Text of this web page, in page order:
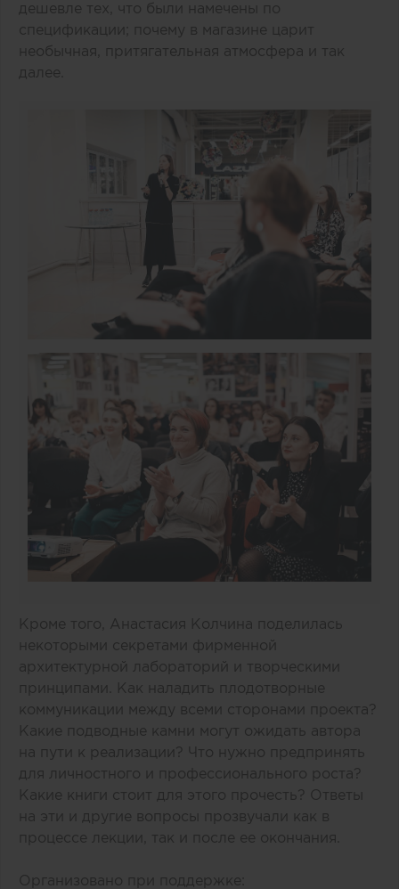
дешевле тех, что были намечены по
спецификации; почему в магазине царит
необычная, притягательная атмосфера и так
далее.
Кроме того, Анастасия Колчина поделилась
некоторыми секретами фирменной
архитектурной лабораторий и творческими
принципами. Как наладить плодотворные
коммуникации между всеми сторонами проекта?
Какие подводные камни могут ожидать автора
на пути к реализации? Что нужно предпринять
для личностного и профессионального роста?
Какие книги стоит для этого прочесть? Ответы
на эти и другие вопросы прозвучали как в
процессе лекции, так и после ее окончания.
Организовано при поддержке: